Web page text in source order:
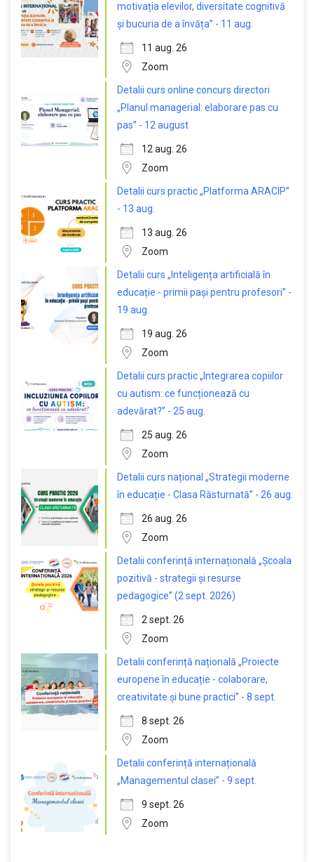
motivația elevilor, diversitate cognitivă
și bucuria de a învăța” - 11 aug.
11 aug. 26
Zoom
Detalii curs online concurs directori
„Planul managerial: elaborare pas cu
pas” - 12 august
12 aug. 26
Zoom
Detalii curs practic „Platforma ARACIP”
- 13 aug.
13 aug. 26
Zoom
Detalii curs „Inteligența artificială în
educație - primii pași pentru profesori” -
19 aug.
19 aug. 26
Zoom
Detalii curs practic „Integrarea copiilor
cu autism: ce funcționează cu
adevărat?” - 25 aug.
25 aug. 26
Zoom
Detalii curs național „Strategii moderne
în educație - Clasa Răsturnată” - 26 aug.
26 aug. 26
Zoom
Detalii conferință internațională „Școala
pozitivă - strategii și resurse
pedagogice” (2 sept. 2026)
2 sept. 26
Zoom
Detalii conferință națională „Proiecte
europene în educație - colaborare,
creativitate și bune practici” - 8 sept.
8 sept. 26
Zoom
Detalii conferință internațională
„Managementul clasei” - 9 sept.
9 sept. 26
Zoom